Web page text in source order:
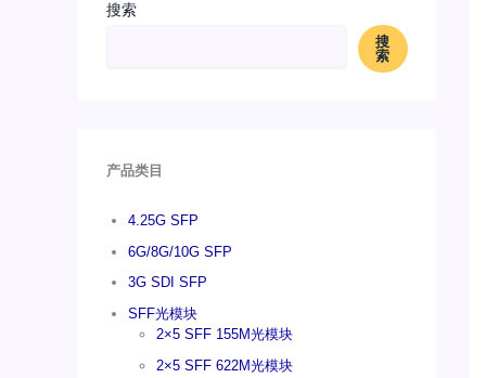
搜索
搜
索
产品类目
4.25G SFP
6G/8G/10G SFP
3G SDI SFP
SFF光模块
2×5 SFF 155M光模块
2×5 SFF 622M光模块